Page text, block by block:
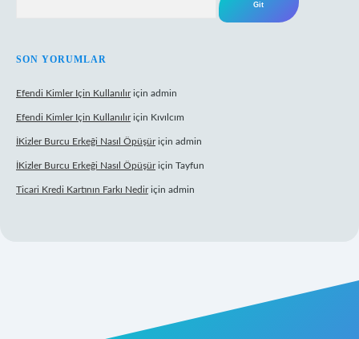
SON YORUMLAR
Efendi Kimler Için Kullanılıriçin admin
Efendi Kimler Için Kullanılıriçin Kıvılcım
İKizler Burcu Erkeği Nasıl Öpüşüriçin admin
İKizler Burcu Erkeği Nasıl Öpüşüriçin Tayfun
Ticari Kredi Kartının Farkı Nediriçin admin